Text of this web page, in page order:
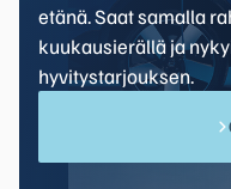
etänä. Saat samalla
kuukausierällä ja
hyvitystarjouksen.